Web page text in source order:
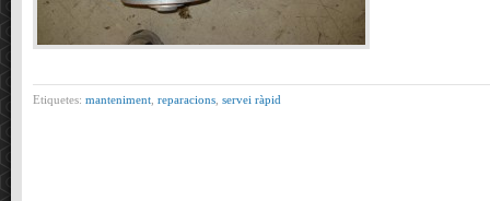
Etiquetes: manteniment reparacions servei ràpid